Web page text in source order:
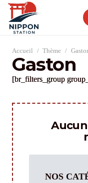
Accueil / Thème /
Gaston
[br_filters_group
NOS